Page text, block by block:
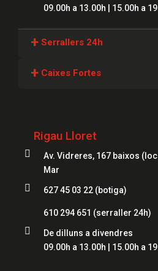
09.00h a 13.00h | 15.00h a
+ Serrallers 24h
Serrallers Girona
Serrallers Mataró
Serrallers Salt
Serrallers Platja d'Aro
Serrallers Sant Feliu de Guíxols
+ Caixes Fortes
Caixes Fortes Mataró
Caixes Fortes Figueres
Caixes Fortes Lloret
Rigau Lloret

Av. Vidreres, 167 baixos
Mar
 627 45 03 22 (botiga)
610 294 651 (serraller 24h)

De dilluns a divendres
09.00h a 13.00h | 15.00h a